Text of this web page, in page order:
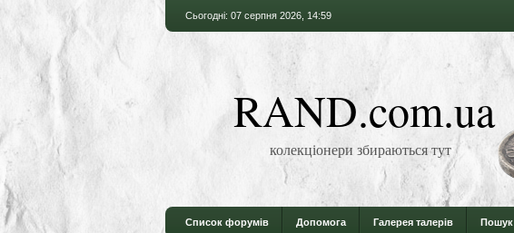
Сьогодні: 07 серпня 2026, 14:59
RAND.com.ua
колекціонери збираються тут
Список форумів Допомога Галерея талерів Пошук